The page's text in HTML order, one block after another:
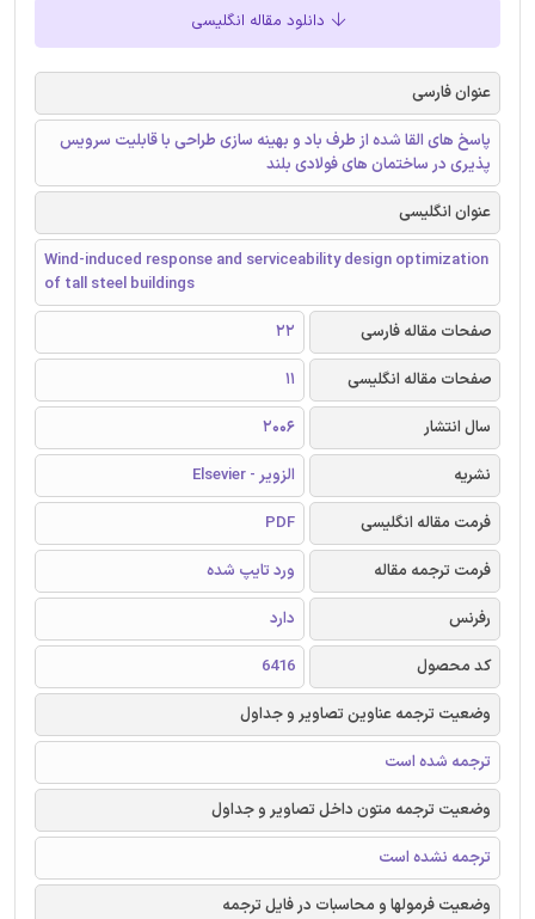
دانلود مقاله انگلیسی
عنوان فارسی
پاسخ های القا شده از طرف باد و بهینه سازی طراحی با قابلیت سرویس
پذیری در ساختمان های فولادی بلند
عنوان انگلیسی
Wind-induced response and serviceability design optimization
of tall steel buildings
صفحات مقاله فارسی
22
صفحات مقاله انگلیسی
11
سال انتشار
2006
نشریه
الزویر - Elsevier
فرمت مقاله انگلیسی
PDF
فرمت ترجمه مقاله
ورد تایپ شده
رفرنس
دارد
کد محصول
6416
وضعیت ترجمه عناوین تصاویر و جداول
ترجمه شده است
وضعیت ترجمه متون داخل تصاویر و جداول
ترجمه نشده است
وضعیت فرمولها و محاسبات در فایل ترجمه